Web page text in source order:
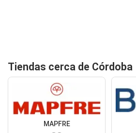
Tiendas cerca de Córdoba
MAPFRE